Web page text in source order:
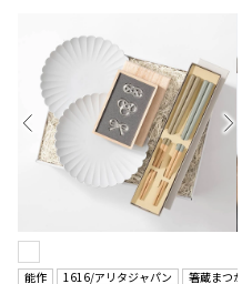
能作 1616/アリタジャパン 箸蔵まつか